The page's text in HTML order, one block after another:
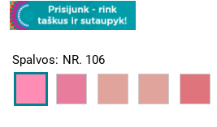
Spalvos NR. 106